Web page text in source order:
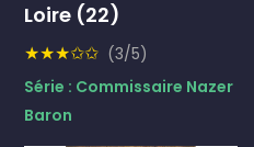
Loire (22)
★★★✩✩ (3/5)
Série : Commissaire Nazer
Baron